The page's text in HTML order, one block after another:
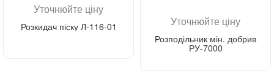
Уточнюйте ціну
Розкидач піску Л-116-01 Уточнюйте ціну
Розподільник мін. добрив
РУ-7000